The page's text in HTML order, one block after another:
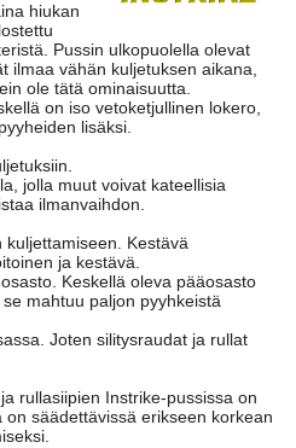
hiukan
Pussin ulkopuolella olevat
ilmaa vähän kuljetuksen aikana,
ole tätä ominaisuutta.
on iso vetoketjullinen lokero,
lisäksi.
jolla muut voivat kateellisia
ilmanvaihdon.
Kestävä
ja kestävä.
Keskellä oleva pääosasto
mahtuu paljon pyyhkeistä
Joten silitysraudat ja rullat
rullasiipien Instrike-pussissa on
säädettävissä erikseen korkean